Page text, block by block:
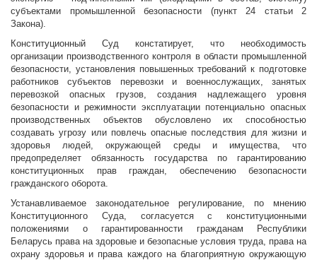
субъектами промышленной безопасности (пункт 24 статьи 2
Закона).
Конституционный Суд констатирует, что необходимость
организации производственного контроля в области промышленной
безопасности, установления повышенных требований к подготовке
работников субъектов перевозки и военнослужащих, занятых
перевозкой опасных грузов, создания надлежащего уровня
безопасности и режимности эксплуатации потенциально опасных
производственных объектов обусловлено их способностью
создавать угрозу или повлечь опасные последствия для жизни и
здоровья людей, окружающей среды и имущества, что
предопределяет обязанность государства по гарантированию
конституционных прав граждан, обеспечению безопасности
гражданского оборота.
Устанавливаемое законодательное регулирование, по мнению
Конституционного Суда, согласуется с конституционными
положениями о гарантированности гражданам Республики
Беларусь права на здоровые и безопасные условия труда, права на
охрану здоровья и права каждого на благоприятную окружающую